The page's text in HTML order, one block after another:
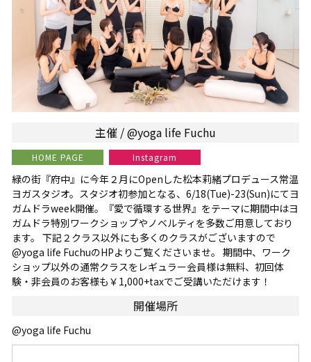
主催 / @yoga life Fuchu
HOME PAGE Instagram
緑の街『府中』に今年２月にOpenした松本莉緒プロデュース常温
ヨガスタジオ。スタジオ初参加となる、6/18(Tue)-23(Sun)にてヨ
ガムドラweek開催。『愛で循環する世界』をテーマに期間中はヨ
ガムドラ特別ワークショップやノベルティを多数ご用意しており
ます。 下記２クラス以外にも多くのクラスがございますので
@yoga life FuchuのHPよりご覧くださいませ。 期間中、ワーク
ショップ以外の通常クラスをレギュラー会員様は無料、初回体
験・非会員のお客様も￥1,000+taxでご受講いただけます！
開催場所
@yoga life Fuchu